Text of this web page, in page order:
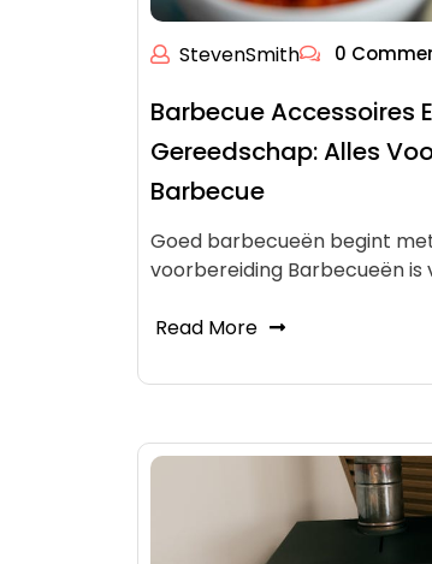
StevenSmith 0
Barbecue Accessoires
Gereedschap: Alles
Barbecue
Goed barbecueën begint
voorbereiding Barbecueën is
Read More